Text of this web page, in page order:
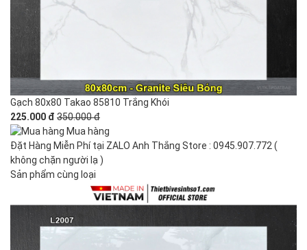
Gạch 80x80 Takao 85810 Trắng Khói
225.000 đ 350.000 đ
Mua hàng
Đặt Hàng Miễn Phí tại ZALO Anh Thắng Store : 0945.907.772 (
không chặn người lạ )
Sản phẩm cùng loại